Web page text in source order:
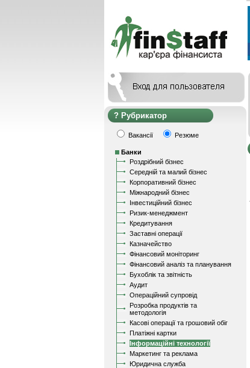
Рубрикатор
Вакансії Резюме
Банки
Роздрібний бізнес
Середній та малий бізнес
Корпоративний бізнес
Міжнародний бізнес
Інвестиційний бізнес
Ризик-менеджмент
Кредитування
Заставні операції
Казначейство
Фінансовий моніторинг
Фінансовий аналіз та планування
Бухоблік та звітність
Аудит
Операційний супровід
Розробка продуктів та
методологія
Касові операції та грошовий обіг
Платіжні картки
Інформаційні технології
Маркетинг та реклама
Юридична служба